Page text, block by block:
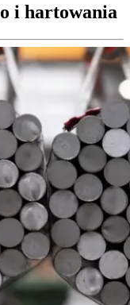
i hartowania